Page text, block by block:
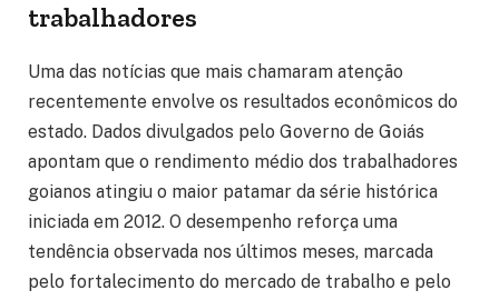
trabalhadores
Uma das notícias que mais chamaram atenção
recentemente envolve os resultados econômicos do
estado. Dados divulgados pelo Governo de Goiás
apontam que o rendimento médio dos trabalhadores
goianos atingiu o maior patamar da série histórica
iniciada em 2012. O desempenho reforça uma
tendência observada nos últimos meses, marcada
pelo fortalecimento do mercado de trabalho e pelo